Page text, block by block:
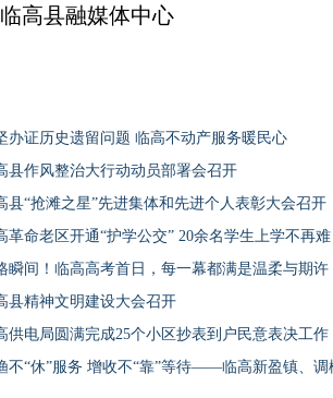
县融媒体中心
办证历史遗留问题 临高不动产服务暖民心
县作风整治大行动动员部署会召开
县“抢滩之星”先进集体和先进个人表彰大会召开
革命老区开通“护学公交” 20余名学生上学不再难
瞬间！临高高考首日，每一幕都满是温柔与期许
县精神文明建设大会召开
供电局圆满完成25个小区抄表到户民意表决工作